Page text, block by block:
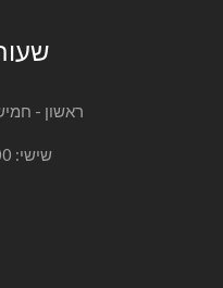
ראשון - חמישי: 8:00 עד
שישי: 8:00 עד 14:00.